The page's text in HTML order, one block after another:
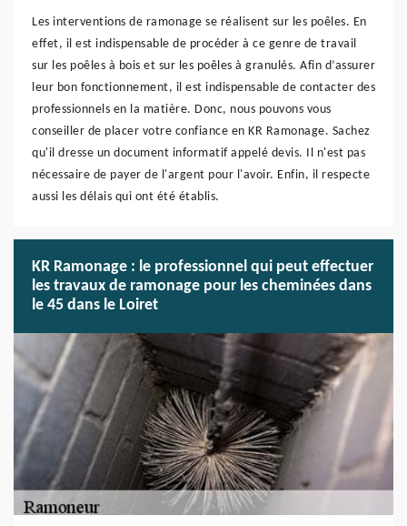
Les interventions de ramonage se réalisent sur les poêles. En
effet, il est indispensable de procéder à ce genre de travail
sur les poêles à bois et sur les poêles à granulés. Afin d’assurer
leur bon fonctionnement, il est indispensable de contacter des
professionnels en la matière. Donc, nous pouvons vous
conseiller de placer votre confiance en KR Ramonage. Sachez
qu'il dresse un document informatif appelé devis. Il n'est pas
nécessaire de payer de l'argent pour l'avoir. Enfin, il respecte
aussi les délais qui ont été établis.
KR Ramonage : le professionnel qui peut effectuer
les travaux de ramonage pour les cheminées dans
le 45 dans le Loiret